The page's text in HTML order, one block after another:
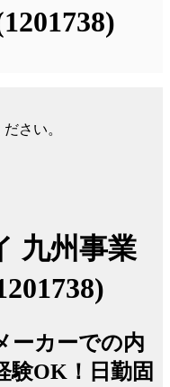
さい。
九州事業
ーカーでの内
験OK！日勤固